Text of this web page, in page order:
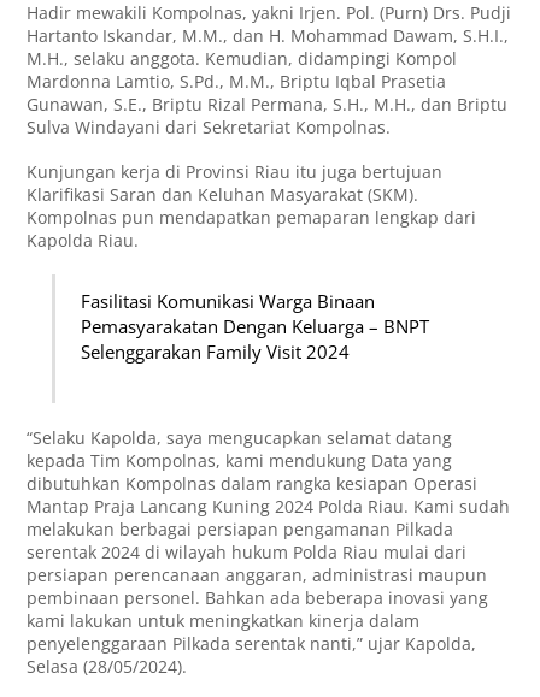
Hadir mewakili Kompolnas, yakni Irjen. Pol. (Purn) Drs. Pudji
Hartanto Iskandar, M.M., dan H. Mohammad Dawam, S.H.I.,
M.H., selaku anggota. Kemudian, didampingi Kompol
Mardonna Lamtio, S.Pd., M.M., Briptu Iqbal Prasetia
Gunawan, S.E., Briptu Rizal Permana, S.H., M.H., dan Briptu
Sulva Windayani dari Sekretariat Kompolnas.
Kunjungan kerja di Provinsi Riau itu juga bertujuan
Klarifikasi Saran dan Keluhan Masyarakat (SKM).
Kompolnas pun mendapatkan pemaparan lengkap dari
Kapolda Riau.
Fasilitasi Komunikasi Warga Binaan
Pemasyarakatan Dengan Keluarga – BNPT
Selenggarakan Family Visit 2024
“Selaku Kapolda, saya mengucapkan selamat datang
kepada Tim Kompolnas, kami mendukung Data yang
dibutuhkan Kompolnas dalam rangka kesiapan Operasi
Mantap Praja Lancang Kuning 2024 Polda Riau. Kami sudah
melakukan berbagai persiapan pengamanan Pilkada
serentak 2024 di wilayah hukum Polda Riau mulai dari
persiapan perencanaan anggaran, administrasi maupun
pembinaan personel. Bahkan ada beberapa inovasi yang
kami lakukan untuk meningkatkan kinerja dalam
penyelenggaraan Pilkada serentak nanti,” ujar Kapolda,
Selasa (28/05/2024).